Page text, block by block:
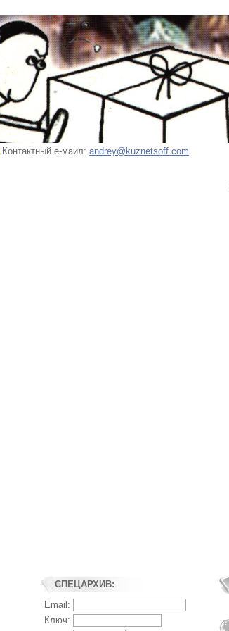
Контактный е-маил: andrey@kuznetsoff.com
СПЕЦАРХИВ:
Email:
Ключ: